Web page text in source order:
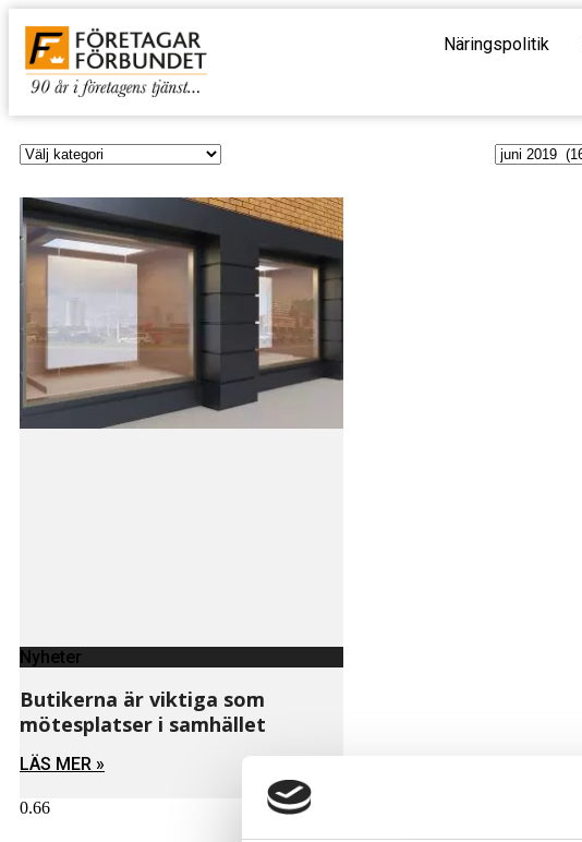
Näringspolitik
Nyheter
Butikerna är viktiga som
mötesplatser i samhället
LÄS MER »
JUNI 10, 2019